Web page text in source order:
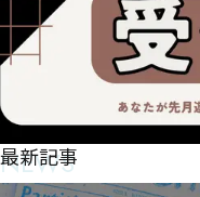
莥参㈬ㆿ棫愓㈬㉄㈉㇐㉯㊲㉼㊦㇊㉴㊩
NEWS
最新記事